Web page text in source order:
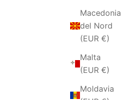
Macedonia
del Nord
(EUR €)
Malta
(EUR €)
Moldavia